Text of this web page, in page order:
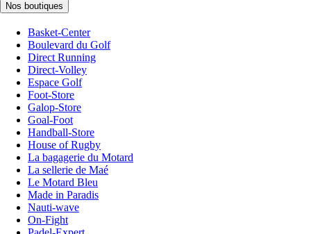
Nos boutiques
Basket-Center
Boulevard du Golf
Direct Running
Direct-Volley
Espace Golf
Foot-Store
Galop-Store
Goal-Foot
Handball-Store
House of Rugby
La bagagerie du Motard
La sellerie de Maé
Le Motard Bleu
Made in Paradis
Nauti-wave
On-Fight